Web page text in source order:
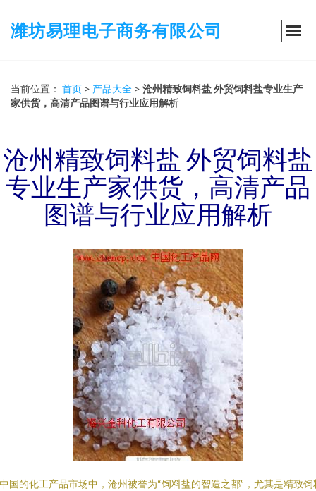
潍坊易理电子商务有限公司
当前位置： 首页 > 产品大全 > 沧州精致饲料盐 外贸饲料盐专业生产
家供货，高清产品图谱与行业应用解析
沧州精致饲料盐 外贸饲料盐
专业生产家供货，高清产品
图谱与行业应用解析
国的化工产品市场中，沧州被誉为“饲料盐的智造之都”，尤其是精致饲